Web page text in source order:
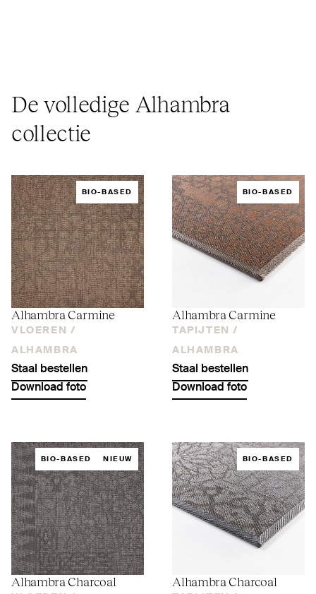
De volledige Alhambra
collectie
BIO-BASED
Alhambra Carmine
VLOEREN /
ALHAMBRA
Staal bestellen
Download foto
BIO-BASED
Alhambra Carmine
TAPIJTEN /
ALHAMBRA
Staal bestellen
Download foto
BIO-BASED NIEUW
Alhambra Charcoal
BIO-BASED
Alhambra Charcoal